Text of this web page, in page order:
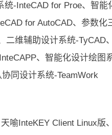
统-InteCAD for Proe、智能
for AutoCAD、参数化
二维辅助设计系统-TyCAD
、智能化设计绘图
协同设计系统-TeamWork
天喻InteKEY Client Linux版